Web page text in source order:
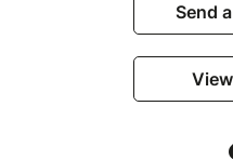
Send